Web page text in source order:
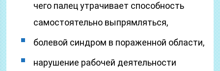
чего палец утрачивает способность
самостоятельно выпрямляться,
болевой синдром в пораженной области,
нарушение рабочей деятельности